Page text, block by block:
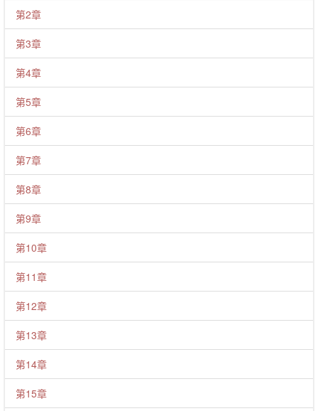
第2章
第3章
第4章
第5章
第6章
第7章
第8章
第9章
第10章
第11章
第12章
第13章
第14章
第15章